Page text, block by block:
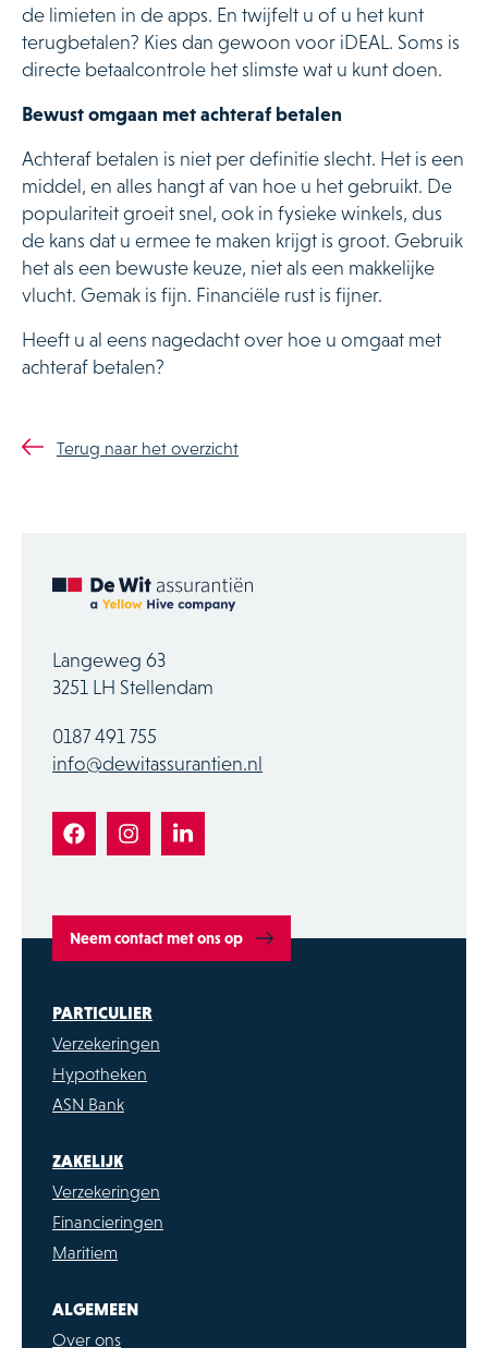
de limieten in de apps. En twijfelt u of u het kunt
terugbetalen? Kies dan gewoon voor iDEAL. Soms is
directe betaalcontrole het slimste wat u kunt doen.
Bewust omgaan met achteraf betalen
Achteraf betalen is niet per definitie slecht. Het is een
middel, en alles hangt af van hoe u het gebruikt. De
populariteit groeit snel, ook in fysieke winkels, dus
de kans dat u ermee te maken krijgt is groot. Gebruik
het als een bewuste keuze, niet als een makkelijke
vlucht. Gemak is fijn. Financiële rust is fijner.
Heeft u al eens nagedacht over hoe u omgaat met
achteraf betalen?
Terug naar het overzicht
Langeweg 63
3251 LH Stellendam
0187 491 755
info@dewitassurantien.nl
Neem contact met ons op
PARTICULIER
Verzekeringen
Hypotheken
ASN Bank
ZAKELIJK
Verzekeringen
Financieringen
Maritiem
ALGEMEEN
Over ons